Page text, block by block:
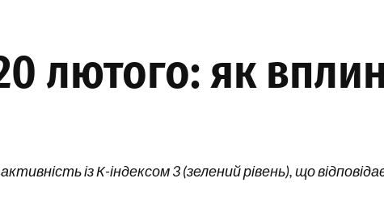
лютого: як
із К-індексом 3 (зелений рівень), що